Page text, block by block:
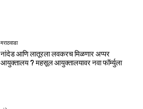
मराठवाडा
नांदेड आणि लातूरला लवकरच मिळणार अप्पर
आयुक्तालय ? महसूल आयुक्तालयावर नवा फॉर्म्युला